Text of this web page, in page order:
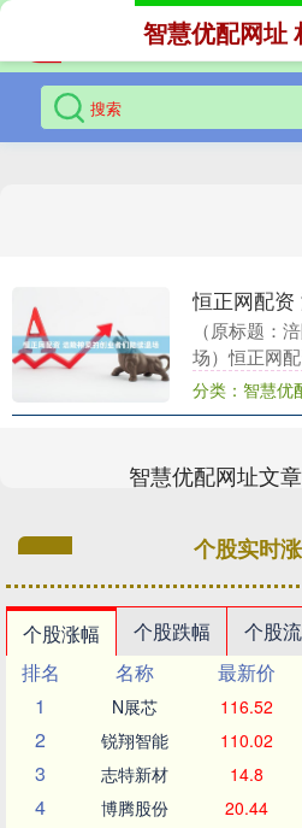
智慧优配网址
（原标题：
场）恒正网
经理赵平、
菜的早期创
分类：智慧优
智慧优配网址文
个股实时
个股涨幅 个股跌幅 个股
排名
名称 最新价
1
N展芯 116.52
2 锐翔智能 110.02
3 志特新材 14.8
4 博腾股份 20.44